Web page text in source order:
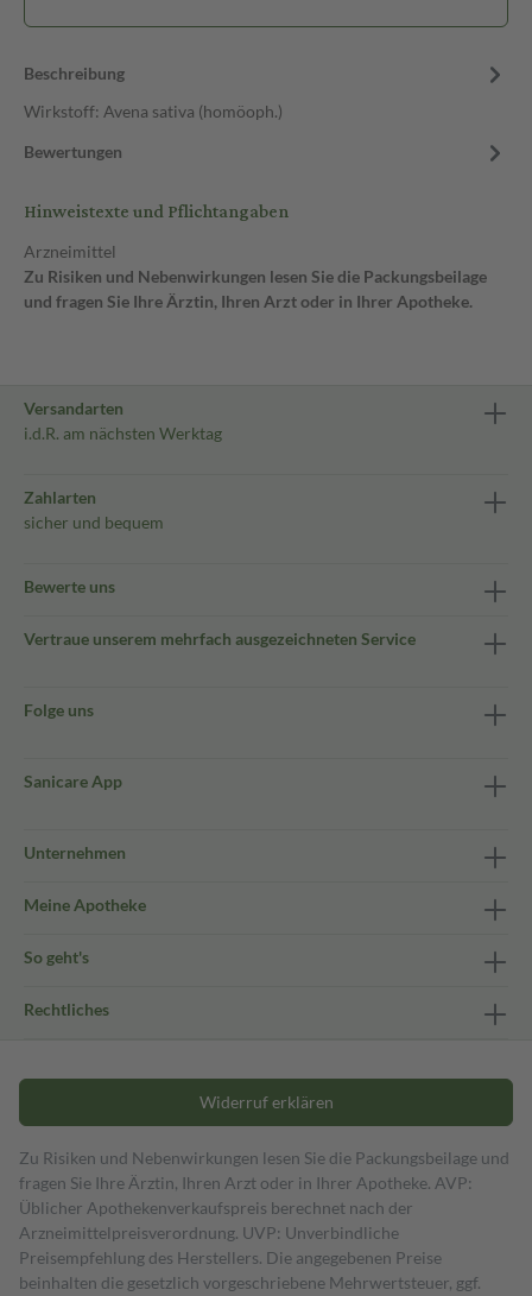
Beschreibung
Wirkstoff: Avena sativa (homöoph.)
Bewertungen
Hinweistexte und Pflichtangaben
Arzneimittel
Zu Risiken und Nebenwirkungen lesen Sie die Packungsbeilage
und fragen Sie Ihre Ärztin, Ihren Arzt oder in Ihrer Apotheke.
Versandarten
i.d.R. am nächsten Werktag
Zahlarten
sicher und bequem
Bewerte uns
Vertraue unserem mehrfach ausgezeichneten Service
Folge uns
Sanicare App
Unternehmen
Meine Apotheke
So geht's
Rechtliches
Widerruf erklären
Zu Risiken und Nebenwirkungen lesen Sie die Packungsbeilage und
fragen Sie Ihre Ärztin, Ihren Arzt oder in Ihrer Apotheke. AVP:
Üblicher Apothekenverkaufspreis berechnet nach der
Arzneimittelpreisverordnung. UVP: Unverbindliche
Preisempfehlung des Herstellers. Die angegebenen Preise
beinhalten die gesetzlich vorgeschriebene Mehrwertsteuer, ggf.